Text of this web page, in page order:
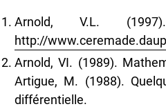
Arnold, V.L.
http://
Arnold, VI. (1989).
Artigue, M. (1988).
différentielle.